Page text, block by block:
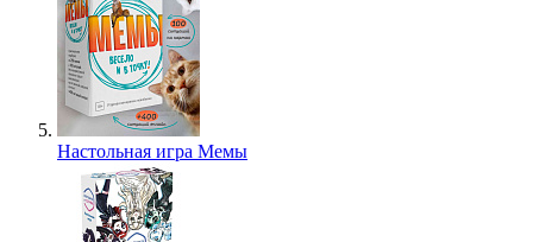
Настольная игра Мемы